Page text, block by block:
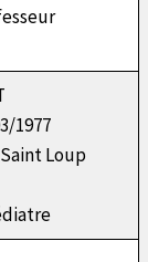
1977
Loup